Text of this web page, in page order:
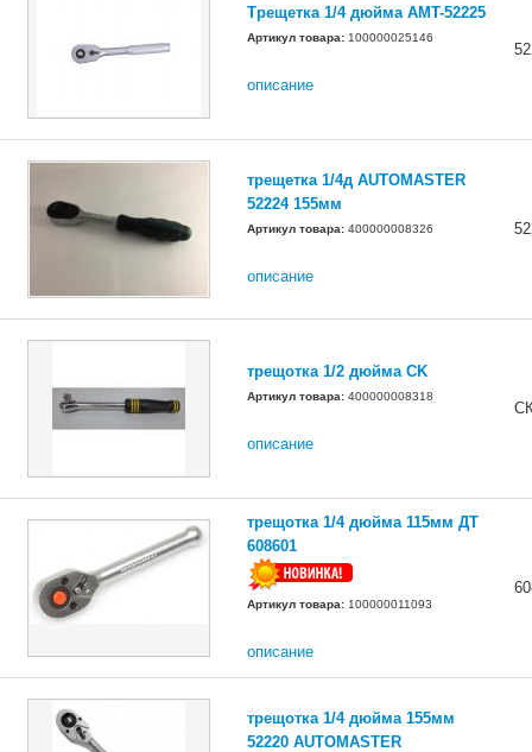
Трещетка 1/4 дюйма AMT-52225
Артикул товара: 100000025146
описание
трещетка 1/4д AUTOMASTER
52224 155мм
Артикул товара: 400000008326
описание
трещотка 1/2 дюйма СK
Артикул товара: 400000008318
описание
трещотка 1/4 дюйма 115мм ДТ
608601
Артикул товара: 100000011093
описание
трещотка 1/4 дюйма 155мм
52220 AUTOMASTER